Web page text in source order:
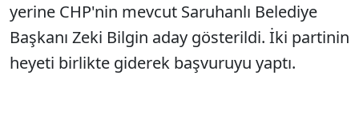
yerine CHP'nin mevcut Saruhanlı Belediye
Başkanı Zeki Bilgin aday gösterildi. İki partinin
heyeti birlikte giderek başvuruyu yaptı.